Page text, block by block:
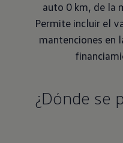
auto 0 km, de la
Permite incluir el
mantenciones en
¿Dónde se